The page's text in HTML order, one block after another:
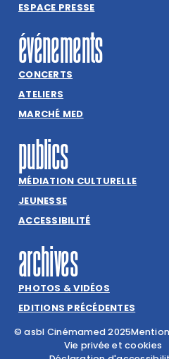
ESPACE PRESSE
événements
CONCERTS
ATELIERS
MARCHÉ MED
publics
MÉDIATION CULTURELLE
JEUNESSE
ACCESSIBILITÉ
archives
PHOTOS & VIDÉOS
EDITIONS PRÉCÉDENTES
© asbl Cinémamed 2025
Vie privée et cookies